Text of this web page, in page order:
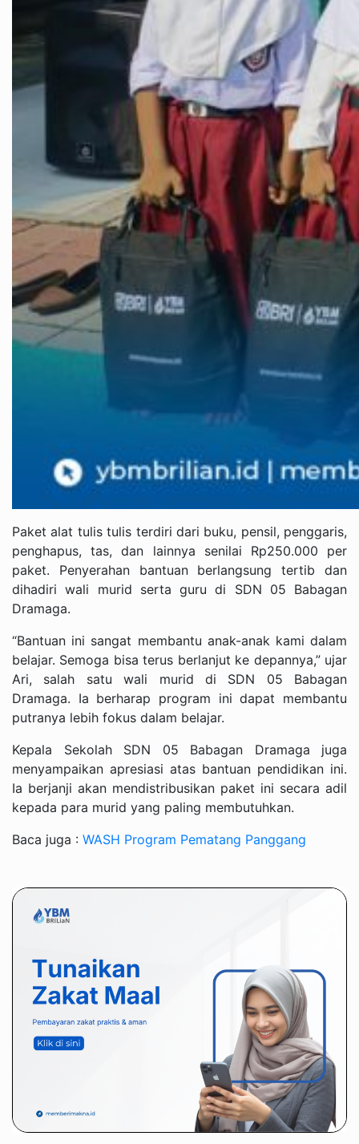
Paket alat tulis tulis terdiri dari buku, pensil, penggaris,
penghapus, tas, dan lainnya senilai Rp250.000 per
paket. Penyerahan bantuan berlangsung tertib dan
dihadiri wali murid serta guru di SDN 05 Babagan
Dramaga.
“Bantuan ini sangat membantu anak-anak kami dalam
belajar. Semoga bisa terus berlanjut ke depannya,” ujar
Ari, salah satu wali murid di SDN 05 Babagan
Dramaga. Ia berharap program ini dapat membantu
putranya lebih fokus dalam belajar.
Kepala Sekolah SDN 05 Babagan Dramaga juga
menyampaikan apresiasi atas bantuan pendidikan ini.
Ia berjanji akan mendistribusikan paket ini secara adil
kepada para murid yang paling membutuhkan.
Baca juga : WASH Program Pematang Panggang